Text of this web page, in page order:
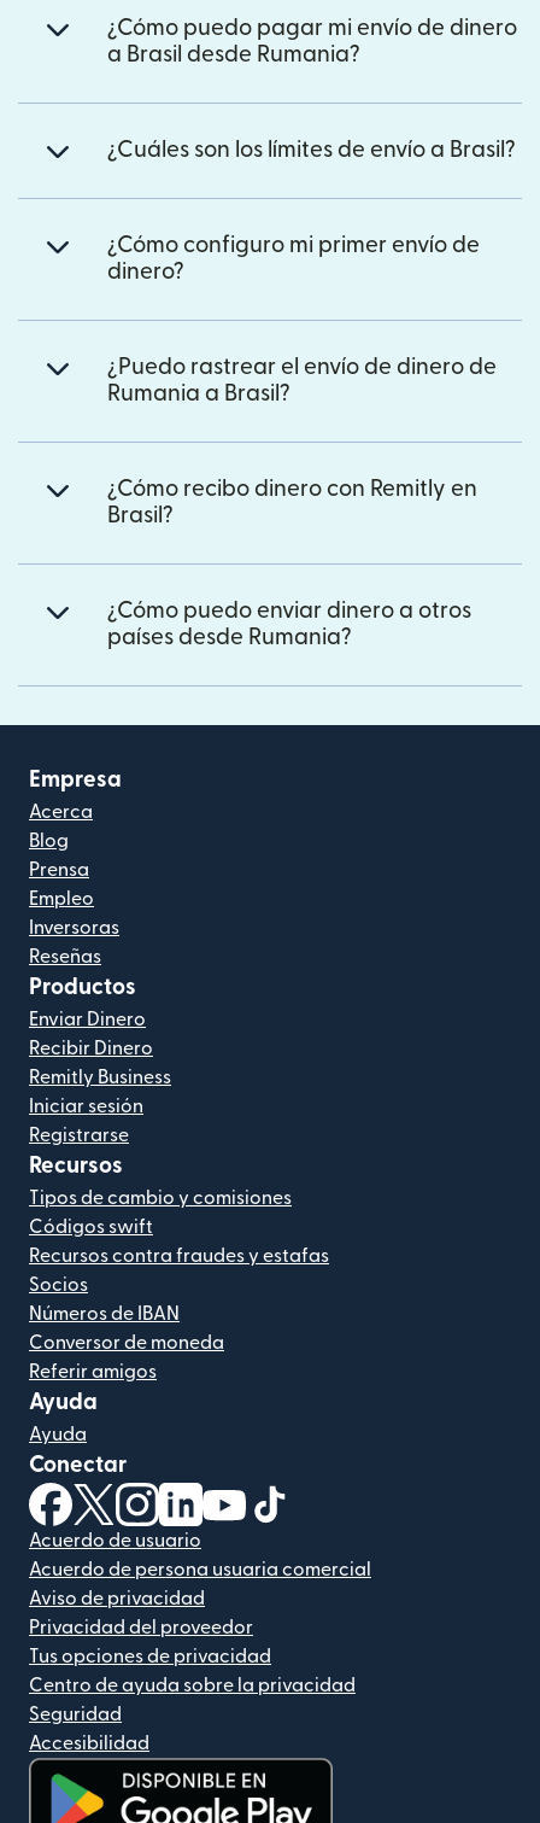
¿Cómo puedo pagar mi envío de dinero
a Brasil desde Rumania?
¿Cuáles son los límites de envío a Brasil?
¿Cómo configuro mi primer envío de
dinero?
¿Puedo rastrear el envío de dinero de
Rumania a Brasil?
¿Cómo recibo dinero con Remitly en
Brasil?
¿Cómo puedo enviar dinero a otros
países desde Rumania?
Empresa
Acerca
Blog
Prensa
Empleo
Inversoras
Reseñas
Productos
Enviar Dinero
Recibir Dinero
Remitly Business
Iniciar sesión
Registrarse
Recursos
Tipos de cambio y comisiones
Códigos swift
Recursos contra fraudes y estafas
Socios
Números de IBAN
Conversor de moneda
Referir amigos
Ayuda
Ayuda
Conectar
(se abre en una ventana nueva)
(se abre en una ventana nueva)
(se abre en una ventana nueva)
(se abre en una ventana nueva)
(se abre en una ventana nueva)
Acuerdo de usuario
Acuerdo de persona usuaria comercial
Aviso de privacidad
Privacidad del proveedor
Tus opciones de privacidad
Centro de ayuda sobre la privacidad
Seguridad
Accesibilidad